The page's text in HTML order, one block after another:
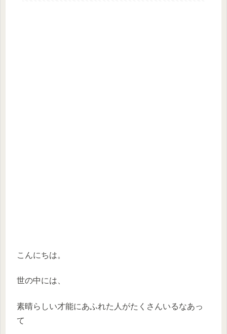
こんにちは。
世の中には、
素晴らしい才能にあふれた人がたくさんいるなあっ
て